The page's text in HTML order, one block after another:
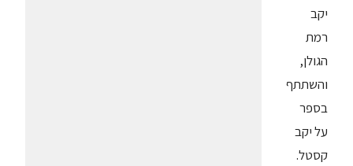
יקב
רמת
הגולן,
והשתתף
בספר
על יקב
קסטל.